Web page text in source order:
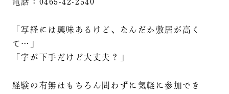
「写経には興味あるけど、なんだか敷居が高く
て…」
「字が下手だけど大丈夫？」
経験の有無はもちろん問わずに気軽に参加でき